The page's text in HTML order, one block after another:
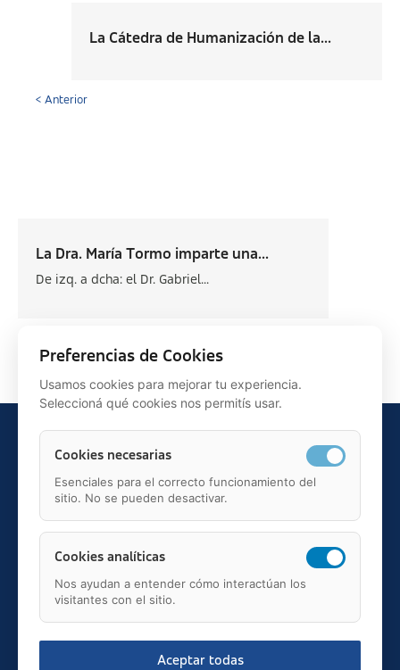
La Cátedra de Humanización de la...
< Anterior
La Dra. María Tormo imparte una...
De izq. a dcha: el Dr. Gabriel...
Teléfono: 91 595 75 00
c/ Juan Ignacio Luca de Tena, 12, 28027, Madrid
Mail: fundacion.asisa@asisa.es
Preferencias de Cookies
Usamos cookies para mejorar tu experiencia.
Seleccioná qué cookies nos permitís usar.
Cookies necesarias
Esenciales para el correcto funcionamiento del
sitio. No se pueden desactivar.
Cookies analíticas
Nos ayudan a entender cómo interactúan los
visitantes con el sitio.
Aceptar todas